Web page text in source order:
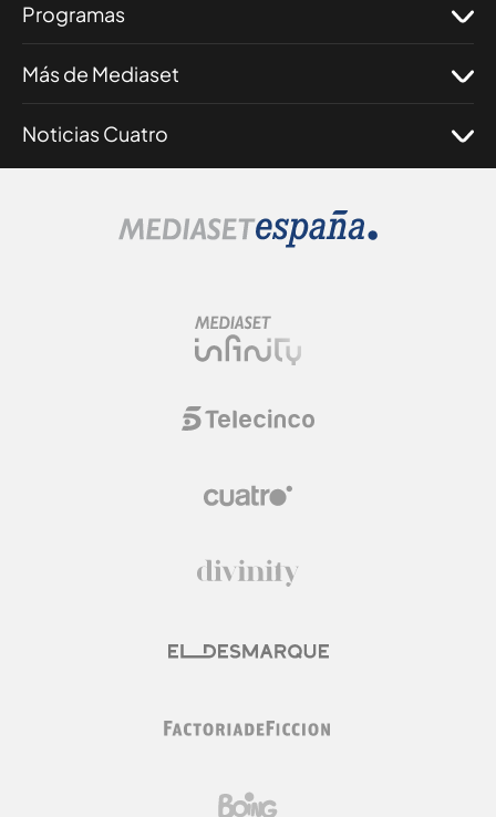
Programas
Más de Mediaset
Noticias Cuatro